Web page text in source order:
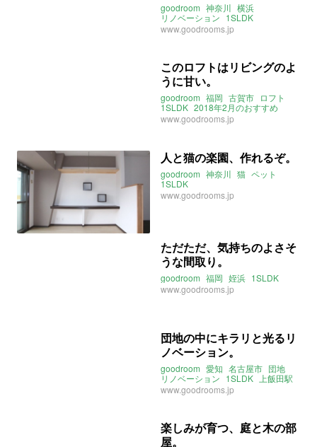
goodroom 神奈川 横浜
リノベーション 1SLDK
www.goodrooms.jp
このロフトはリビングのよ
うに甘い。
goodroom 福岡 古賀市 ロフト
1SLDK 2018年2月のおすすめ
www.goodrooms.jp
人と猫の楽園、作れるぞ。
goodroom 神奈川 猫 ペット
1SLDK
www.goodrooms.jp
ただただ、気持ちのよさそ
うな間取り。
goodroom 福岡 姪浜 1SLDK
www.goodrooms.jp
団地の中にキラリと光るリ
ノベーション。
goodroom 愛知 名古屋市 団地
リノベーション 1SLDK
上飯田駅
www.goodrooms.jp
楽しみが育つ、庭と木の部
屋。